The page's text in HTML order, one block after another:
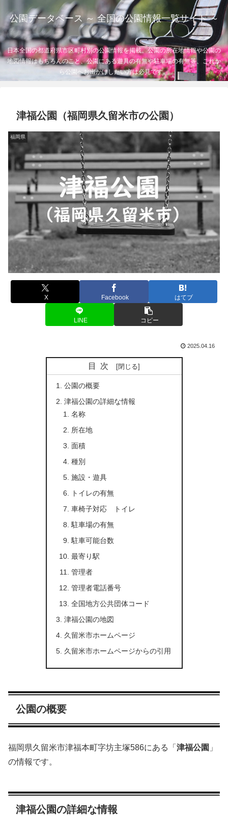
公園データベース ～ 全国の公園情報一覧サイト ～
日本全国の都道府県市区町村別の公園情報を掲載。公園の所在地情報や公園の
地図情報はもちろんのこと、公園にある遊具の有無や駐車場の有無等、これか
ら公園へお出かけしたい方は必見です。
津福公園（福岡県久留米市の公園）
福岡県
X Facebook はてブ
LINE コピー
2025.04.16
目次
公園の概要
津福公園の詳細な情報
名称
所在地
面積
種別
施設・遊具
トイレの有無
車椅子対応 トイレ
駐車場の有無
駐車可能台数
最寄り駅
管理者
管理者電話番号
全国地方公共団体コード
津福公園の地図
久留米市ホームページ
久留米市ホームページからの引用
公園の概要
福岡県久留米市津福本町字坊主塚586にある「 津福公園 」
の情報です。
津福公園の詳細な情報